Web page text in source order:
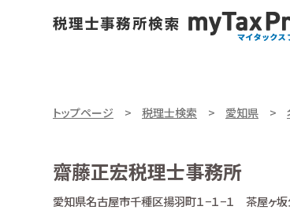
トップページ 税理士検索 愛知県
齋藤正宏税理士事務所
愛知県名古屋市千種区揚羽町１−１−１ 茶屋ヶ